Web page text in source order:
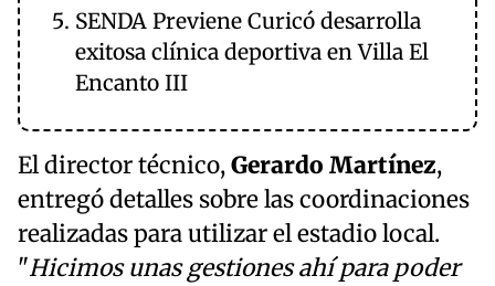
SENDA Previene Curicó desarrolla
exitosa clínica deportiva en Villa El
Encanto III
El director técnico,Gerardo Martínez,
entregó detalles sobre las coordinaciones
realizadas para utilizar el estadio local.
"Hicimos unas gestiones ahí para poder